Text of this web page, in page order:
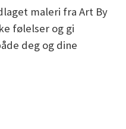
maleri fra Art By
følelser og gi
deg og dine